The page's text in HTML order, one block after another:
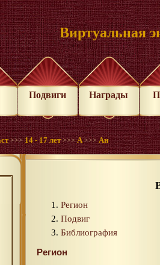
Виртуальная
Подвиги Награды
>>>14 - 17 лет >>>А >>>Ан
Регион
Подвиг
Библиография
Регион